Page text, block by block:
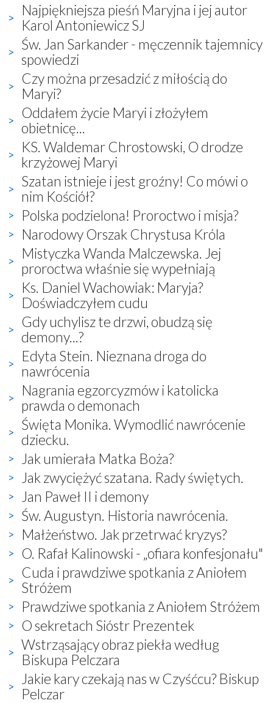
Najpiękniejsza pieśń Maryjna i jej autor
Karol Antoniewicz SJ
Św. Jan Sarkander - męczennik tajemnicy
spowiedzi
Czy można przesadzić z miłością do
Maryi?
Oddałem życie Maryi i złożyłem
obietnicę...
KS. Waldemar Chrostowski, O drodze
krzyżowej Maryi
Szatan istnieje i jest groźny! Co mówi o
nim Kościół?
Polska podzielona! Proroctwo i misja?
Narodowy Orszak Chrystusa Króla
Mistyczka Wanda Malczewska. Jej
proroctwa właśnie się wypełniają
Ks. Daniel Wachowiak: Maryja?
Doświadczyłem cudu
Gdy uchylisz te drzwi, obudzą się
demony...?
Edyta Stein. Nieznana droga do
nawrócenia
Nagrania egzorcyzmów i katolicka
prawda o demonach
Święta Monika. Wymodlić nawrócenie
dziecku.
Jak umierała Matka Boża?
Jak zwyciężyć szatana. Rady świętych.
Jan Paweł II i demony
Św. Augustyn. Historia nawrócenia.
Małżeństwo. Jak przetrwać kryzys?
O. Rafał Kalinowski - „ofiara konfesjonału"
Cuda i prawdziwe spotkania z Aniołem
Stróżem
Prawdziwe spotkania z Aniołem Stróżem
O sekretach Sióstr Prezentek
Wstrząsający obraz piekła według
Biskupa Pelczara
Jakie kary czekają nas w Czyśćcu? Biskup
Pelczar